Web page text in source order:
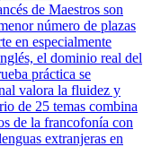
de Maestros son
número de plazas
en especialmente
el dominio real del
práctica se
valora la fluidez y
de 25 temas combina
de la francofonía con
extranjeras en